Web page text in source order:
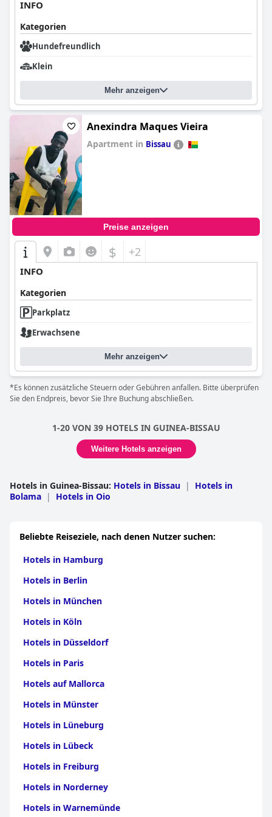
INFO
Kategorien
Hundefreundlich
Klein
Mehr anzeigen
Anexindra Maques Vieira
Apartment in Bissau
Preise anzeigen
$ +2
INFO
Kategorien
Parkplatz
Erwachsene
Mehr anzeigen
*Es können zusätzliche Steuern oder Gebühren anfallen. Bitte überprüfen
Sie den Endpreis, bevor Sie Ihre Buchung abschließen.
1-20 VON 39 HOTELS IN GUINEA-BISSAU
Weitere Hotels anzeigen
Hotels in Guinea-Bissau: Hotels in Bissau |
Hotels in
Bolama | Hotels in Oio
Beliebte Reiseziele, nach denen Nutzer suchen:
Hotels in Hamburg
Hotels in Berlin
Hotels in München
Hotels in Köln
Hotels in Düsseldorf
Hotels in Paris
Hotels auf Mallorca
Hotels in Münster
Hotels in Lüneburg
Hotels in Lübeck
Hotels in Freiburg
Hotels in Norderney
Hotels in Warnemünde